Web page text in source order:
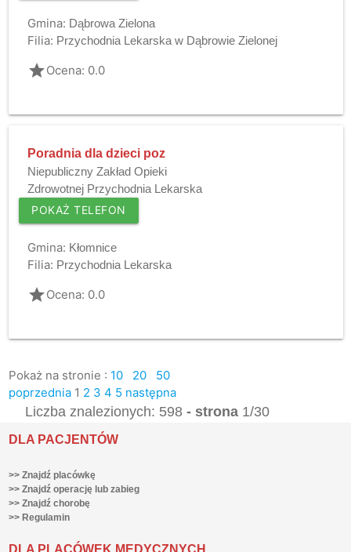
Gmina: Dąbrowa Zielona
Filia: Przychodnia Lekarska w Dąbrowie Zielonej
gradeOcena: 0.0
Poradnia dla dzieci poz
Niepubliczny Zakład Opieki
Zdrowotnej Przychodnia Lekarska
POKAŻ TELEFON
Gmina: Kłomnice
Filia: Przychodnia Lekarska
gradeOcena: 0.0
Pokaż na stronie : 10 20
50
poprzednia 1 2 3 4 5 następna
Liczba znalezionych: 598- strona 1/30
DLA PACJENTÓW
>> Znajdź placówkę
>> Znajdź operację lub zabieg
>> Znajdź chorobę
>> Regulamin
DLA PLACÓWEK MEDYCZNYCH